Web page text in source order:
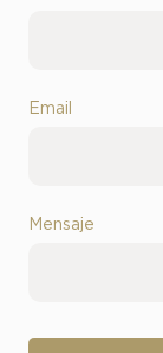
Email
Mensaje